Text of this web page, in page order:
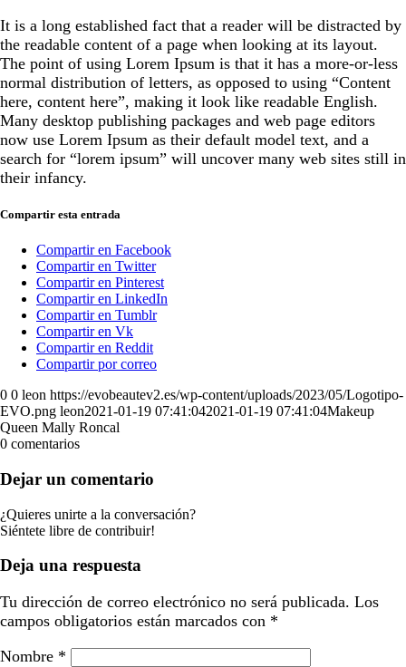
It is a long established fact that a reader will be distracted by
the readable content of a page when looking at its layout.
The point of using Lorem Ipsum is that it has a more-or-less
normal distribution of letters, as opposed to using “Content
here, content here”, making it look like readable English.
Many desktop publishing packages and web page editors
now use Lorem Ipsum as their default model text, and a
search for “lorem ipsum” will uncover many web sites still in
their infancy.
Compartir esta entrada
Compartir en Facebook
Compartir en Twitter
Compartir en Pinterest
Compartir en LinkedIn
Compartir en Tumblr
Compartir en Vk
Compartir en Reddit
Compartir por correo
0 0 leon https://evobeautev2.es/wp-content/uploads/2023/05/Logotipo-
EVO.png leon2021-01-19 07:41:042021-01-19 07:41:04Makeup
Queen Mally Roncal
0 comentarios
Dejar un comentario
¿Quieres unirte a la conversación?
Siéntete libre de contribuir!
Deja una respuesta
Tu dirección de correo electrónico no será publicada. Los
campos obligatorios están marcados con *
Nombre *